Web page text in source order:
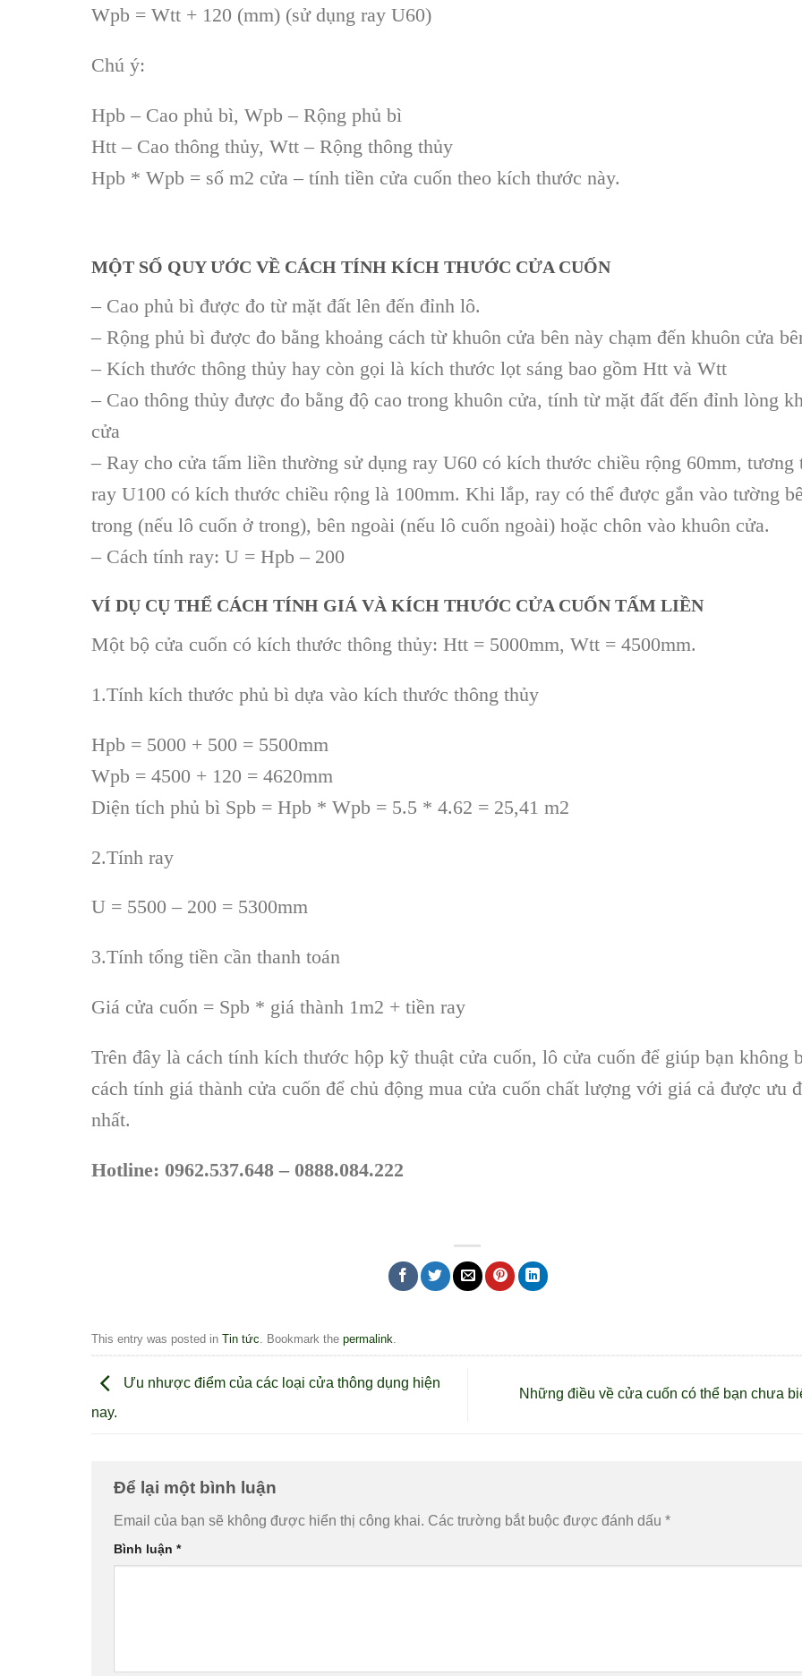
Wpb = Wtt + 120 (mm) (sử dụng ray U60)
Chú ý:
Hpb – Cao phủ bì, Wpb – Rộng phủ bì
Htt – Cao thông thủy, Wtt – Rộng thông thủy
Hpb * Wpb = số m2 cửa – tính tiền cửa cuốn theo kích thước này.
MỘT SỐ QUY ƯỚC VỀ CÁCH TÍNH KÍCH THƯỚC CỬA CUỐN
– Cao phủ bì được đo từ mặt đất lên đến đỉnh lô.
– Rộng phủ bì được đo bằng khoảng cách từ khuôn cửa bên này chạm đến khuôn cửa
– Kích thước thông thủy hay còn gọi là kích thước lọt sáng bao gồm Htt và Wtt
– Cao thông thủy được đo bằng độ cao trong khuôn cửa, tính từ mặt đất đến đỉnh lòng
cửa
– Ray cho cửa tấm liền thường sử dụng ray U60 có kích thước chiều rộng 60mm, tương
ray U100 có kích thước chiều rộng là 100mm. Khi lắp, ray có thể được gắn vào tường
trong (nếu lô cuốn ở trong), bên ngoài (nếu lô cuốn ngoài) hoặc chôn vào khuôn cửa.
– Cách tính ray: U = Hpb – 200
VÍ DỤ CỤ THỂ CÁCH TÍNH GIÁ VÀ KÍCH THƯỚC CỬA CUỐN TẤM LIỀN
Một bộ cửa cuốn có kích thước thông thủy: Htt = 5000mm, Wtt = 4500mm.
1.Tính kích thước phủ bì dựa vào kích thước thông thủy
Hpb = 5000 + 500 = 5500mm
Wpb = 4500 + 120 = 4620mm
Diện tích phủ bì Spb = Hpb * Wpb = 5.5 * 4.62 = 25,41 m2
2.Tính ray
U = 5500 – 200 = 5300mm
3.Tính tổng tiền cần thanh toán
Giá cửa cuốn = Spb * giá thành 1m2 + tiền ray
Trên đây là cách tính kích thước hộp kỹ thuật cửa cuốn, lô cửa cuốn để giúp bạn không
cách tính giá thành cửa cuốn để chủ động mua cửa cuốn chất lượng với giá cả được ưu
nhất.
Hotline: 0962.537.648 – 0888.084.222
This entry was posted in Tin tức . Bookmark the permalink
Ưu nhược điểm của các loại cửa thông dụng hiện
nay.
Những điều về cửa cuốn có thể bạn chưa
Để lại một bình luận
Email của bạn sẽ không được hiển thị công khai. Các trường bắt buộc được đánh dấu *
Bình luận *